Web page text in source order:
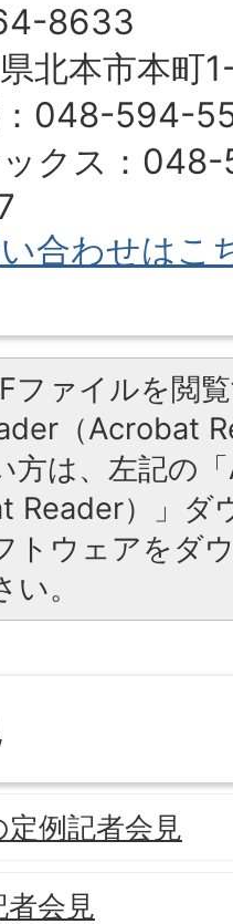
8633
北本市本町
：048-594-
クス：
合わせはこ
ファイルを閲
（Acrobat
方は、左記の
Reader）」ダ
トウェアをダ
。
例記者会見
会見